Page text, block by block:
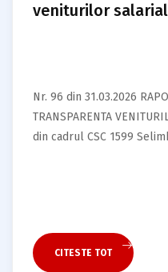
veniturilor
Nr. 96 din 31.03.2026
TRANSPARENTA
din cadrul CSC 1599
CITESTE TOT